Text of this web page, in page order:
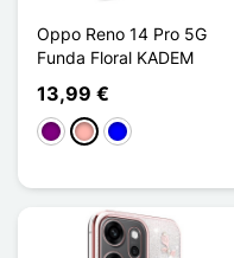
Oppo Reno 14 Pro 5G
Funda Floral KADEM
13,99 €
PúrpuraOro rosa
Azul